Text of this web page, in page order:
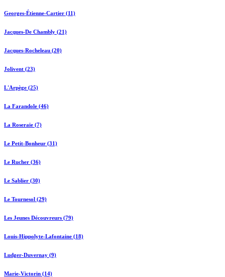
Georges-Étienne-Cartier (11)
Jacques-De Chambly (21)
Jacques-Rocheleau (20)
Jolivent (23)
L'Arpège (25)
La Farandole (46)
La Roseraie (7)
Le Petit-Bonheur (31)
Le Rucher (36)
Le Sablier (30)
Le Tournesol (29)
Les Jeunes Découvreurs (79)
Louis-Hippolyte-Lafontaine (18)
Ludger-Duvernay (9)
Marie-Victorin (14)